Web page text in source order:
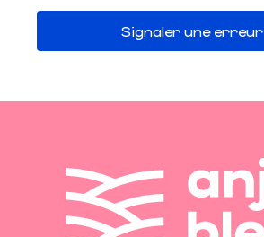
Signaler une erreur